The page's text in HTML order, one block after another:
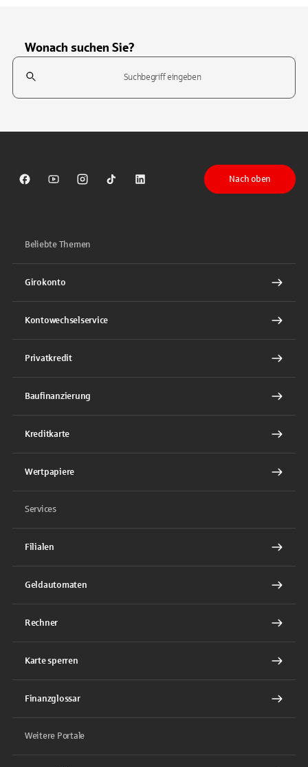
Wonach suchen Sie?
Suchfeld
Sparkasse auf Facebook
Sparkasse auf Youtube
Sparkasse auf Instagram
Sparkasse auf TikTok
Sparkasse auf LinkedIn
Nach oben
Beliebte Themen
Girokonto
Kontowechselservice
Privatkredit
Baufinanzierung
Kreditkarte
Wertpapiere
Services
Filialen
Geldautomaten
Rechner
Karte sperren
Finanzglossar
Weitere Portale